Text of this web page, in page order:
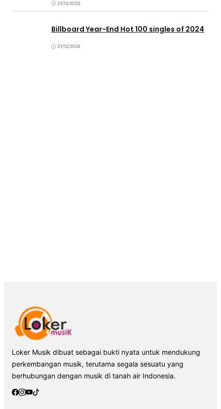
31/12/2023
Billboard Year-End Hot 100 singles of 2024
31/12/2024
Loker Musik dibuat sebagai bukti nyata untuk mendukung
perkembangan musik, terutama segala sesuatu yang
berhubungan dengan musik di tanah air Indonesia.